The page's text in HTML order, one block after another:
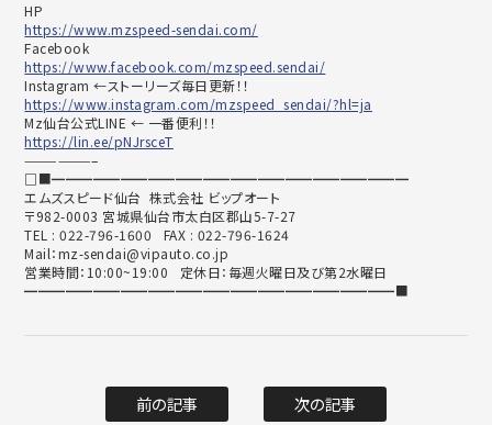
HP
https://www.mzspeed-sendai.com/
Facebook
https://www.facebook.com/mzspeed.sendai/
Instagram ←ストーリーズ毎日更新！！
https://www.instagram.com/mzspeed_sendai/?hl=ja
Mz仙台公式LINE ← 一番便利！！
https://lin.ee/pNJrsceT
——————–
□■━━━━━━━━━━━━━━━━━━━━━━━━━━
エムズスピード仙台 株式会社 ビップオート
〒982-0003 宮城県仙台市太白区郡山5-7-27
TEL : 022-796-1600 FAX : 022-796-1624
Mail：mz-sendai@vipauto.co.jp
営業時間：10:00~19:00 定休日：毎週火曜日及び第2水曜日
━━━━━━━━━━━━━━━━━━━━━━━━━━━■
前の記事 次の記事